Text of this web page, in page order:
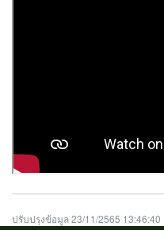
ปรับปรุงข้อมูล 23/11/2565 13:46:40